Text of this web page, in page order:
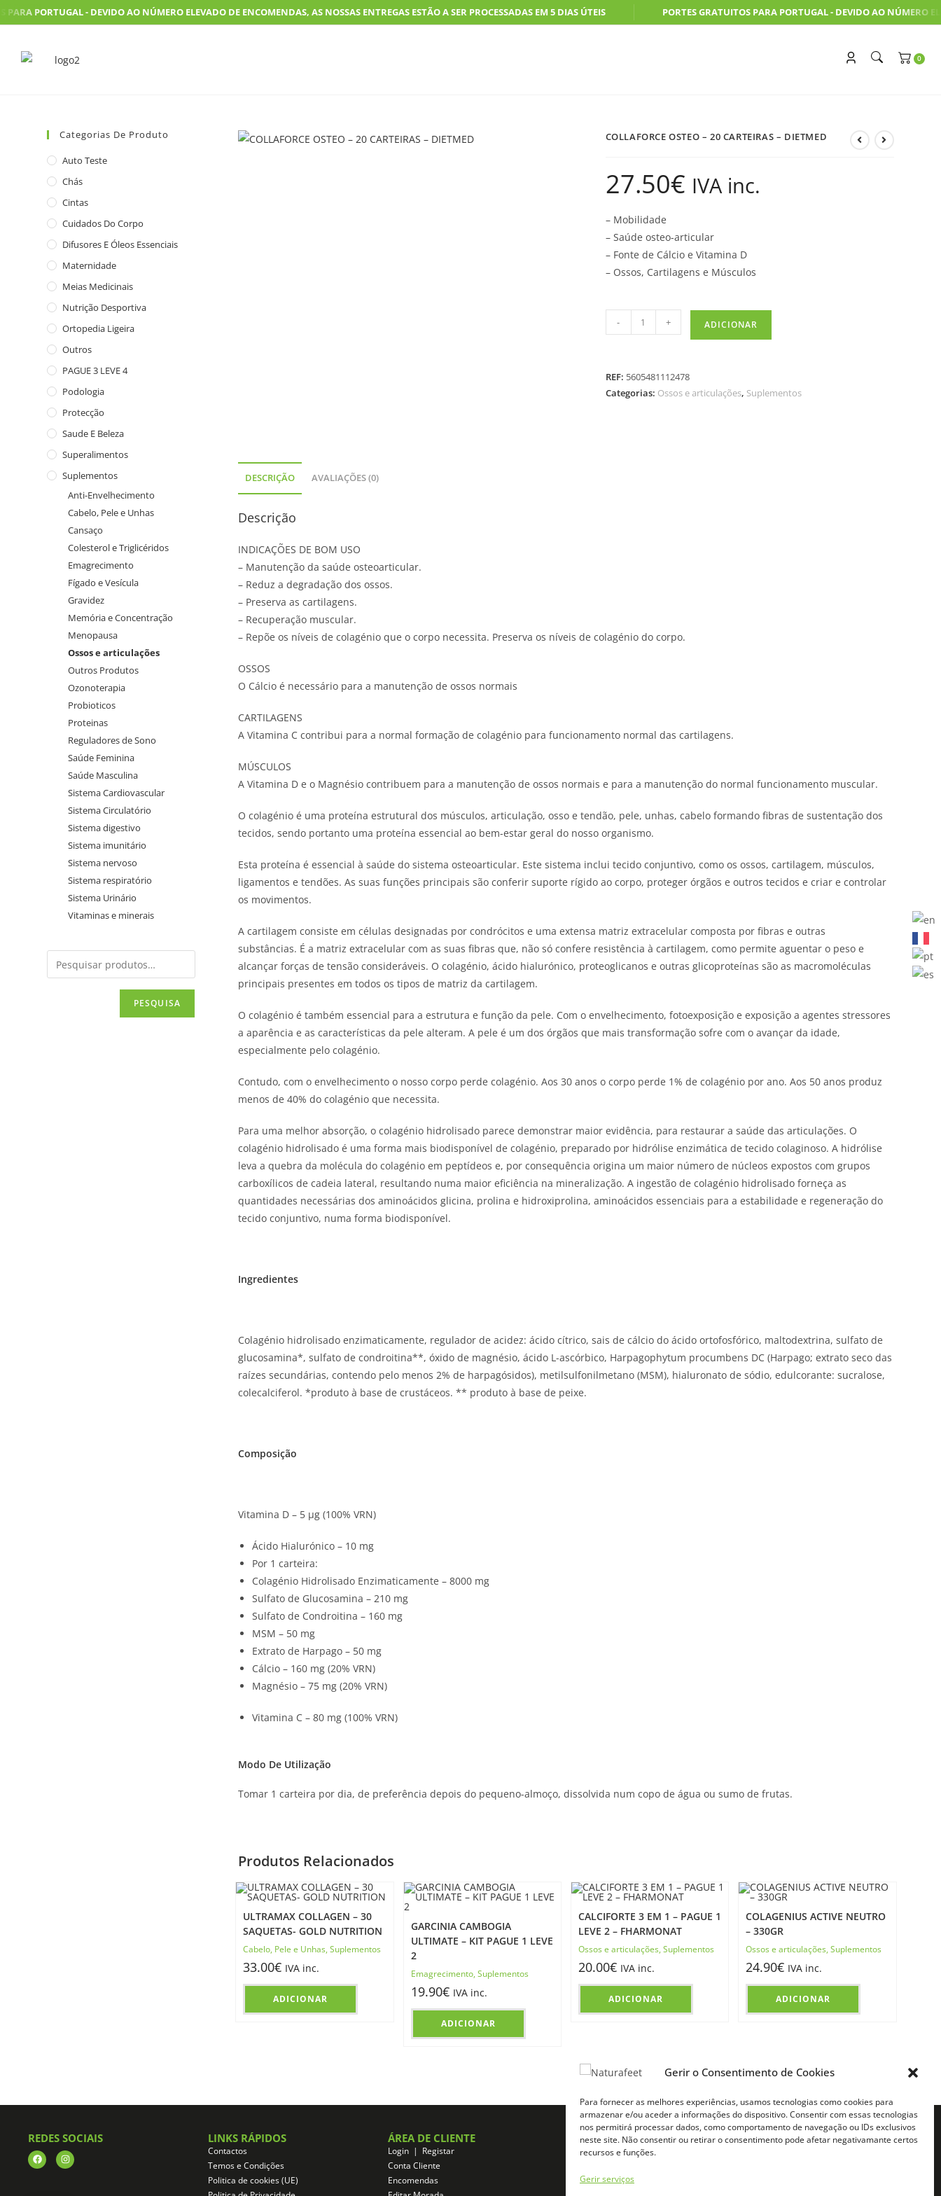
Gerir o Consentimento de Cookies
Para fornecer as melhores experiências, usamos tecnologias como cookies para
armazenar e/ou aceder a informações do dispositivo. Consentir com essas tecnologias
nos permitirá processar dados, como comportamento de navegação ou IDs exclusivos
neste site. Não consentir ou retirar o consentimento pode afetar negativamante certos
recursos e funções.
Gerir serviços
PORTUGAL - DEVIDO AO NÚMERO ELEVADO DE ENCOMENDAS, AS NOSSAS ENTREGAS ESTÃO A SER PROCESSADAS EM 5 DIAS ÚTEIS PORTES GRATUITOS PARA PORTUGAL - DEVIDO AO NÚMERO
COLLAFORCE OSTEO – 20 CARTEIRAS – DIETMED
27.50€ IVA inc.
– Mobilidade
– Saúde osteo-articular
– Fonte de Cálcio e Vitamina D
– Ossos, Cartilagens e Músculos
- + ADICIONAR
REF: 5605481112478
Categorias: Ossos e articulações, Suplementos
DESCRIÇÃO AVALIAÇÕES (0)
Descrição
INDICAÇÕES DE BOM USO
– Manutenção da saúde osteoarticular.
– Reduz a degradação dos ossos.
– Preserva as cartilagens.
– Recuperação muscular.
– Repõe os níveis de colagénio que o corpo necessita. Preserva os níveis de colagénio do corpo.
OSSOS
O Cálcio é necessário para a manutenção de ossos normais
CARTILAGENS
A Vitamina C contribui para a normal formação de colagénio para funcionamento normal das cartilagens.
MÚSCULOS
A Vitamina D e o Magnésio contribuem para a manutenção de ossos normais e para a manutenção do normal funcionamento muscular.
O colagénio é uma proteína estrutural dos músculos, articulação, osso e tendão, pele, unhas, cabelo formando fibras de sustentação dos
tecidos, sendo portanto uma proteína essencial ao bem-estar geral do nosso organismo.
Esta proteína é essencial à saúde do sistema osteoarticular. Este sistema inclui tecido conjuntivo, como os ossos, cartilagem, músculos,
ligamentos e tendões. As suas funções principais são conferir suporte rígido ao corpo, proteger órgãos e outros tecidos e criar e controlar
os movimentos.
A cartilagem consiste em células designadas por condrócitos e uma extensa matriz extracelular composta por fibras e outras
substâncias. É a matriz extracelular com as suas fibras que, não só confere resistência à cartilagem, como permite aguentar o peso e
alcançar forças de tensão consideráveis. O colagénio, ácido hialurónico, proteoglicanos e outras glicoproteínas são as macromoléculas
principais presentes em todos os tipos de matriz da cartilagem.
O colagénio é também essencial para a estrutura e função da pele. Com o envelhecimento, fotoexposição e exposição a agentes stressores
a aparência e as características da pele alteram. A pele é um dos órgãos que mais transformação sofre com o avançar da idade,
especialmente pelo colagénio.
Contudo, com o envelhecimento o nosso corpo perde colagénio. Aos 30 anos o corpo perde 1% de colagénio por ano. Aos 50 anos produz
menos de 40% do colagénio que necessita.
Para uma melhor absorção, o colagénio hidrolisado parece demonstrar maior evidência, para restaurar a saúde das articulações. O
colagénio hidrolisado é uma forma mais biodisponível de colagénio, preparado por hidrólise enzimática de tecido colaginoso. A hidrólise
leva a quebra da molécula do colagénio em peptídeos e, por consequência origina um maior número de núcleos expostos com grupos
carboxílicos de cadeia lateral, resultando numa maior eficiência na mineralização. A ingestão de colagénio hidrolisado forneça as
quantidades necessárias dos aminoácidos glicina, prolina e hidroxiprolina, aminoácidos essenciais para a estabilidade e regeneração do
tecido conjuntivo, numa forma biodisponível.
Ingredientes
Colagénio hidrolisado enzimaticamente, regulador de acidez: ácido cítrico, sais de cálcio do ácido ortofosfórico, maltodextrina, sulfato de
glucosamina*, sulfato de condroitina**, óxido de magnésio, ácido L-ascórbico, Harpagophytum procumbens DC (Harpago; extrato seco das
raízes secundárias, contendo pelo menos 2% de harpagósidos), metilsulfonilmetano (MSM), hialuronato de sódio, edulcorante: sucralose,
colecalciferol. *produto à base de crustáceos. ** produto à base de peixe.
Composição
Vitamina D – 5 µg (100% VRN)
Ácido Hialurónico – 10 mg
Por 1 carteira:
Colagénio Hidrolisado Enzimaticamente – 8000 mg
Sulfato de Glucosamina – 210 mg
Sulfato de Condroitina – 160 mg
MSM – 50 mg
Extrato de Harpago – 50 mg
Cálcio – 160 mg (20% VRN)
Magnésio – 75 mg (20% VRN)
Vitamina C – 80 mg (100% VRN)
Modo De Utilização
Tomar 1 carteira por dia, de preferência depois do pequeno-almoço, dissolvida num copo de água ou sumo de frutas.
Produtos Relacionados
ULTRAMAX COLLAGEN – 30
SAQUETAS- GOLD NUTRITION
Cabelo, Pele e Unhas,Suplementos
33.00€ IVA inc.
ADICIONAR
GARCINIA CAMBOGIA
ULTIMATE – KIT PAGUE 1 LEVE
2
Emagrecimento, Suplementos
19.90€ IVA inc.
ADICIONAR
CALCIFORTE 3 EM 1 – PAGUE 1
LEVE 2 – FHARMONAT
Ossos e articulações, Suplementos
20.00€ IVA inc.
ADICIONAR
COLAGENIUS ACTIVE NEUTRO
– 330GR
Ossos e articulações, Suplementos
24.90€ IVA inc.
ADICIONAR
Categorias De Produto
Auto Teste
Chás
Cintas
Cuidados Do Corpo
Difusores E Óleos Essenciais
Maternidade
Meias Medicinais
Nutrição Desportiva
Ortopedia Ligeira
Outros
PAGUE 3 LEVE 4
Podologia
Protecção
Saude E Beleza
Superalimentos
Suplementos
Anti-Envelhecimento
Cabelo, Pele e Unhas
Cansaço
Colesterol e Triglicéridos
Emagrecimento
Fígado e Vesícula
Gravidez
Memória e Concentração
Menopausa
Ossos e articulações
Outros Produtos
Ozonoterapia
Probioticos
Proteinas
Reguladores de Sono
Saúde Feminina
Saúde Masculina
Sistema Cardiovascular
Sistema Circulatório
Sistema digestivo
Sistema imunitário
Sistema nervoso
Sistema respiratório
Sistema Urinário
Vitaminas e minerais
PESQUISA
REDES SOCIAIS LINKS RÁPIDOS
Contactos
Temos e Condições
Politica de cookies (UE)
ÁREA DE CLIENTE
Login | Registar
Conta Cliente
Encomendas
ZONA DE AFILIADOS
Registo de Afiliado
Aceder a área de Afiliado
CONTACTOS